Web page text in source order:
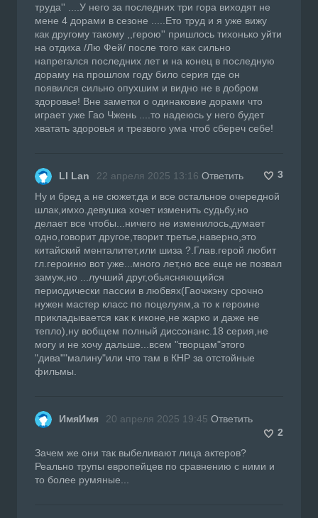
труда'' ....У него за последних три гора виходят не
мене 4 дорами в сезоне .....Ето труд и я уже вижу
как другому такому ,,герою'' пришлось тихонько уйти
на отдиха /Лю Фей/ после того как сильно
напрегался последних лет и на конец в последную
дораму на прошлом году било серия где он
появился сильно опухшим и видно не в добром
здоровье! Вне заметки о одинаковие дорами что
играет уже Гао Чжень ....то надеюсь у него будет
хватать здоровья и трезвого ума чтоб сбереч себе!
LI Lan 22 апреля 2025 13:16 Ответить
3
Ну и бред а не сюжет,да и все остальное очередной
шлак,имхо.девушка хочет изменить судьбу,но
делает все чтобы...ничего не изменилось,думает
одно,говорит другое,творит третье,наверно,это
китайский менталитет,или шиза ?.Глав.герой любит
гл.героиню вот уже...много лет,но все еще не позвал
замуж,но ...лучший друг,обьясняющийся
периодически пассии в любвях(Гаочжэну срочно
нужен мастер класс по поцелуям,а то к героине
прикладывается как к иконе,не жарко и даже не
тепло),ну вобщем полный диссонанс.18 серия,не
могу и не хочу дальше...всем "творцам"этого
"дива""малину"или что там в КНР за отстойные
фильмы.
ИмяИмя 20 апреля 2025 19:45 Ответить
2
Зачем же они так выбеливают лица актеров?
Реально трупы европейцев по сравнению с ними и
то более румяные...